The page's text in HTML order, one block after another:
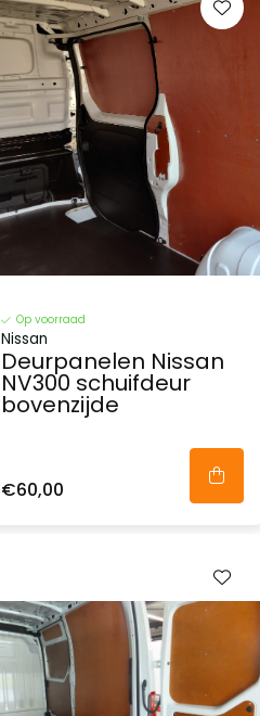
Op voorraad
Nissan
Deurpanelen Nissan
NV300 schuifdeur
bovenzijde
€60,00